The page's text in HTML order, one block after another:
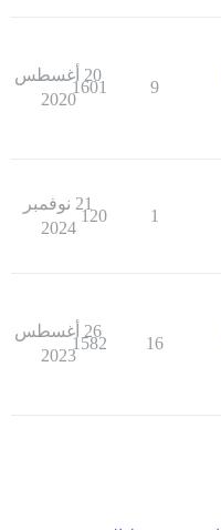
9
1601
20 أغسطس
2020
1
120
21 نوفمبر
2024
16
1582
26 أغسطس
2023